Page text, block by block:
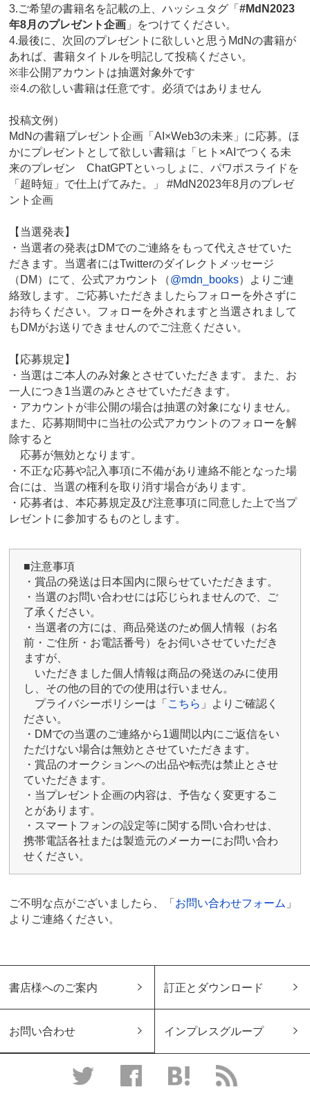
3.ご希望の書籍名を記載の上、ハッシュタグ「 #MdN2023
年8月のプレゼント企画」をつけてください。
4.最後に、次回のプレゼントに欲しいと思うMdNの書籍が
あれば、書籍タイトルを明記して投稿ください。
※非公開アカウントは抽選対象外です
※4.の欲しい書籍は任意です。必須ではありません
投稿文例）
MdNの書籍プレゼント企画「AI×Web3の未来」に応募。ほ
かにプレゼントとして欲しい書籍は「ヒト×AIでつくる未
来のプレゼン ChatGPTといっしょに、パワポスライドを
「超時短」で仕上げてみた。」 #MdN2023年8月のプレゼ
ント企画
【当選発表】
・当選者の発表はDMでのご連絡をもって代えさせていた
だきます。当選者にはTwitterのダイレクトメッセージ
（DM）にて、公式アカウント（@mdn_books）よりご連
絡致します。ご応募いただきましたらフォローを外さずに
お待ちください。フォローを外されますと当選されまして
もDMがお送りできませんのでご注意ください。
【応募規定】
・当選はご本人のみ対象とさせていただきます。また、お
一人につき1当選のみとさせていただきます。
・アカウントが非公開の場合は抽選の対象になりません。
また、応募期間中に当社の公式アカウントのフォローを解
除すると
応募が無効となります。
・不正な応募や記入事項に不備があり連絡不能となった場
合には、当選の権利を取り消す場合があります。
・応募者は、本応募規定及び注意事項に同意した上で当プ
レゼントに参加するものとします。
■注意事項
・賞品の発送は日本国内に限らせていただきます。
・当選のお問い合わせには応じられませんので、ご
了承ください。
・当選者の方には、商品発送のため個人情報（お名
前・ご住所・お電話番号）をお伺いさせていただき
ますが、
いただきました個人情報は商品の発送のみに使用
し、その他の目的での使用は行いません。
プライバシーポリシーは「 こちら 」よりご確認く
ださい。
・DMでの当選のご連絡から1週間以内にご返信をい
ただけない場合は無効とさせていただきます。
・賞品のオークションへの出品や転売は禁止とさせ
ていただきます。
・当プレゼント企画の内容は、予告なく変更するこ
とがあります。
・スマートフォンの設定等に関する問い合わせは、
携帯電話各社または製造元のメーカーにお問い合わ
せください。
ご不明な点がございましたら、「 お問い合わせフォーム 」
よりご連絡ください。
書店様へのご案内 訂正とダウンロード
お問い合わせ インプレスグループ